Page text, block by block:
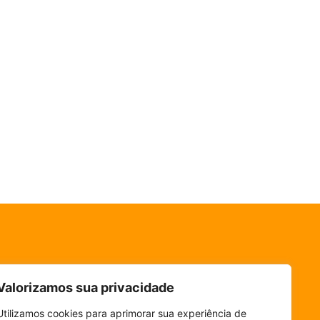
sua privacidade
cookies para aprimorar sua experiência de